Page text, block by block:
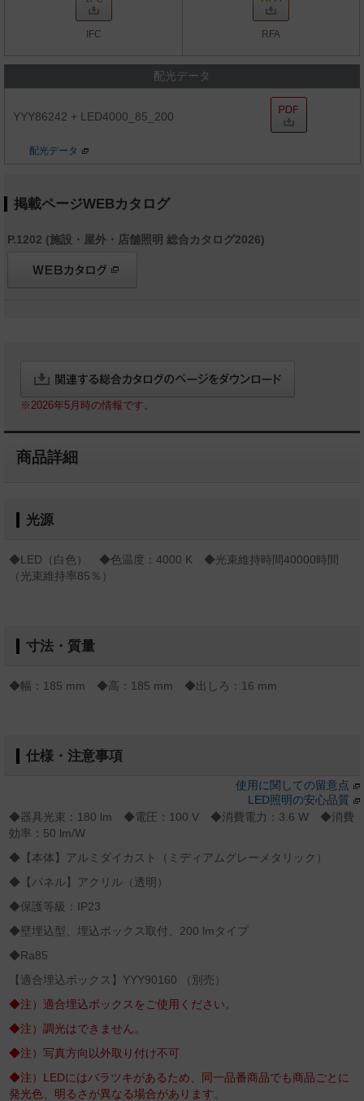
IFC RFA
配光データ
YYY86242 + LED4000_85_200
配光データ
掲載ページWEBカタログ
P.1202 (施設・屋外・店舗照明 総合カタログ2026)
※2026年5月時の情報です。
商品詳細
光源
◆LED（白色） ◆色温度：4000 K ◆光束維持時間40000時間
（光束維持率85％）
寸法・質量
◆幅：185 mm ◆高：185 mm ◆出しろ：16 mm
仕様・注意事項
使用に関しての留意点
LED照明の安心品質
◆器具光束：180 lm ◆電圧：100 V ◆消費電力：3.6 W ◆消費
効率：50 lm/W
◆【本体】アルミダイカスト（ミディアムグレーメタリック）
◆【パネル】アクリル（透明）
◆保護等級：IP23
◆壁埋込型、埋込ボックス取付、200 lmタイプ
◆Ra85
【適合埋込ボックス】YYY90160 （別売）
◆注）適合埋込ボックスをご使用ください。
◆注）調光はできません。
◆注）写真方向以外取り付け不可
◆注）LEDにはバラツキがあるため、同一品番商品でも商品ごとに
発光色、明るさが異なる場合があります。